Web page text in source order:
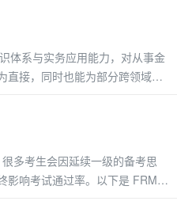
体系与实务应用能力，对从事金
直接，同时也能为部分跨领域从
多考生会因延续一级的备考思
影响考试通过率。以下是 FRM